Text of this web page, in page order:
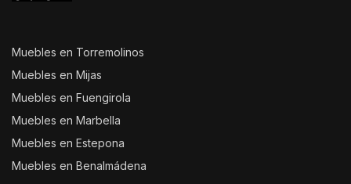
Muebles en Torremolinos
Muebles en Mijas
Muebles en Fuengirola
Muebles en Marbella
Muebles en Estepona
Muebles en Benalmádena